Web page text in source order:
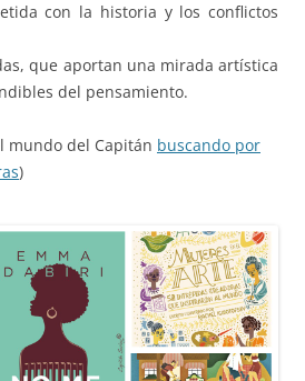
con la historia y los conflictos
que aportan una mirada artística
del pensamiento.
mundo del Capitán buscando por
)